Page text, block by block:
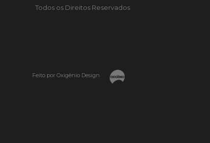
Todos os Direitos Reservados
Feito por Oxigênio Design